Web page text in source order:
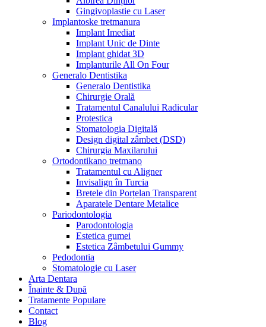
Gingivoplastie cu Laser
Implantoske tretmanura
Implant Imediat
Implant Unic de Dinte
Implant ghidat 3D
Implanturile All On Four
Generalo Dentistika
Generalo Dentistika
Chirurgie Orală
Tratamentul Canalului Radicular
Protestica
Stomatologia Digitală
Design digital zâmbet (DSD)
Chirurgia Maxilarului
Ortodontikano tretmano
Tratamentul cu Aligner
Invisalign în Turcia
Bretele din Porțelan Transparent
Aparatele Dentare Metalice
Pariodontologia
Parodontologia
Estetica gumei
Estetica Zâmbetului Gummy
Pedodontia
Stomatologie cu Laser
Arta Dentara
Înainte & După
Tratamente Populare
Contact
Blog